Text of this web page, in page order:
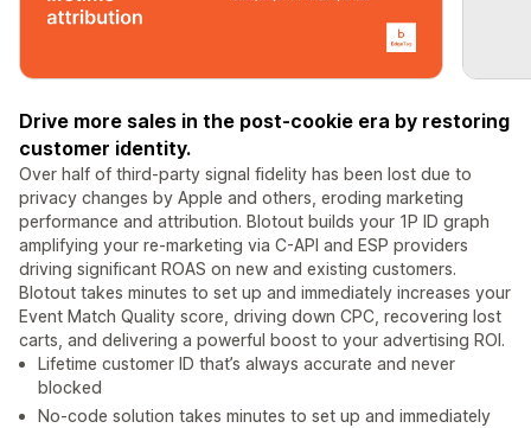
Drive more sales in the post-cookie era by restoring
customer identity.
Over half of third-party signal fidelity has been lost due to
privacy changes by Apple and others, eroding marketing
performance and attribution. Blotout builds your 1P ID graph
amplifying your re-marketing via C-API and ESP providers
driving significant ROAS on new and existing customers.
Blotout takes minutes to set up and immediately increases your
Event Match Quality score, driving down CPC, recovering lost
carts, and delivering a powerful boost to your advertising ROI.
Lifetime customer ID that’s always accurate and never
blocked
No-code solution takes minutes to set up and immediately